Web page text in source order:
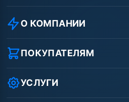
О КОМПАНИИ
О компании
Реквизиты ООО «Шоп АВД»
Защита данных клиента
Условия соглашения
Вакансии
ПОКУПАТЕЛЯМ
Как заказать?
Оплата
Доставка
УСЛУГИ
Ремонт АВД